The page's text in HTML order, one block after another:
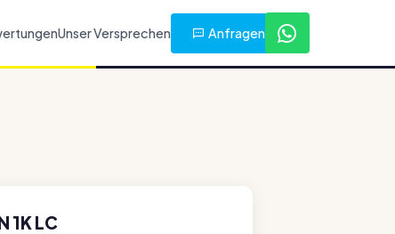
Unser Versprechen Anfragen
1K LC